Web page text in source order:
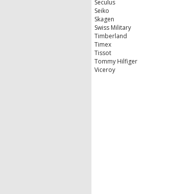
Seculus
Seiko
Skagen
Swiss Military
Timberland
Timex
Tissot
Tommy Hilfiger
Viceroy